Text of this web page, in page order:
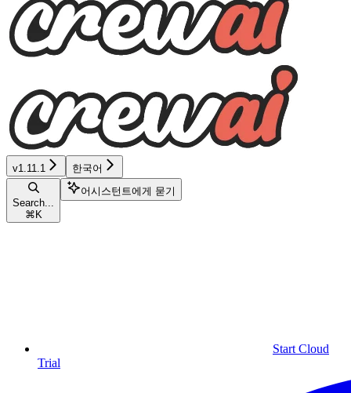
v1.11.1 한국어
Search...
⌘ K
어시스턴트에게 묻기
Start Cloud
Trial